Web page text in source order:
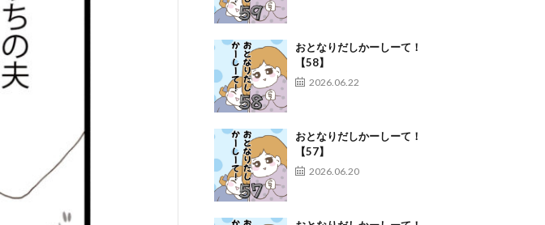
おとなりだしかーしーて！
【58】
2026.06.22
おとなりだしかーしーて！
【57】
2026.06.20